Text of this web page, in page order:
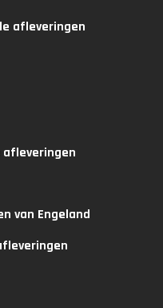
afleveringen
afleveringen
van Engeland